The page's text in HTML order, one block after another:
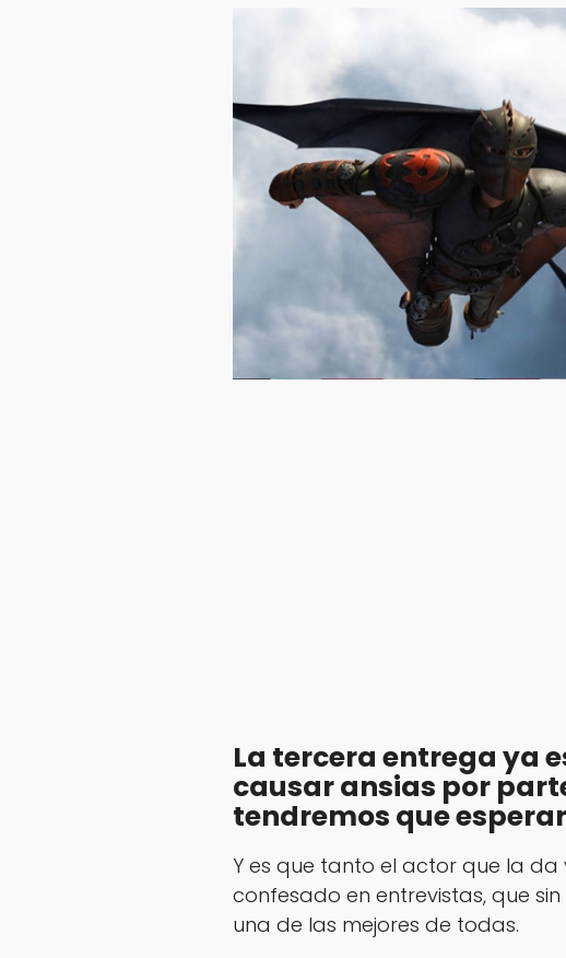
La tercera entrega ya
causar ansias por
tendremos que esperar
Y es que tanto el actor que la da
confesado en entrevistas, que
una de las mejores de todas.